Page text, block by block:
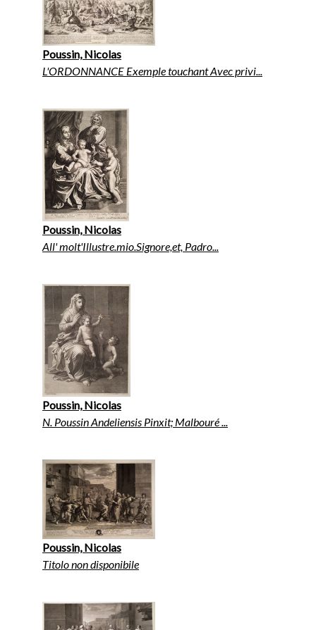
Poussin, Nicolas
L'ORDONNANCE Exemple touchant Avec privi...
Poussin, Nicolas
All' molt'Illustre.mio.Signore,et, Padro...
Poussin, Nicolas
N. Poussin Andeliensis Pinxit; Malbouré ...
Poussin, Nicolas
Titolo non disponibile